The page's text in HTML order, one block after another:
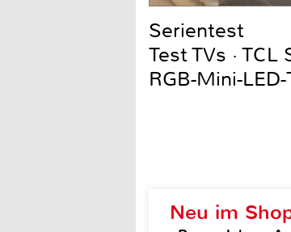
Neu im
Serientest
Test TVs ·
RGB-Mini-